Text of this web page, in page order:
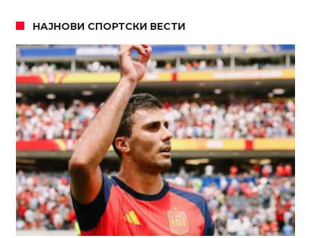
НАЈНОВИ СПОРТСКИ ВЕСТИ